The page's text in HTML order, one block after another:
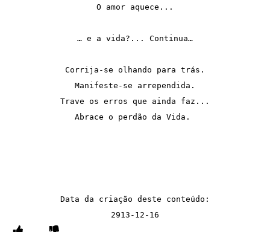
O amor aquece...
… e a vida?... Continua…
Corrija-se olhando para trás.
Manifeste-se arrependida.
Trave os erros que ainda faz...
Abrace o perdão da Vida.
Data da criação deste conteúdo:
2913-12-16